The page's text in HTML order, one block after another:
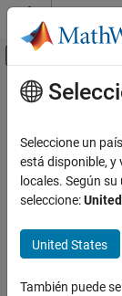
Saltar al contenido
Mostrar/
Inicio de
Contenido
Seleccione un
está disponible, y
locales. Según
seleccione:
United States
También puede